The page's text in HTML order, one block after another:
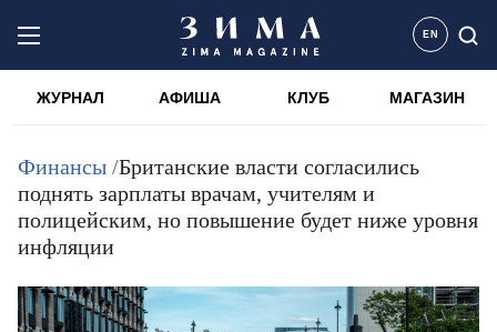
EN
ЖУРНАЛ АФИША КЛУБ МАГАЗИН
Финансы /Британские власти согласились
поднять зарплаты врачам, учителям и
полицейским, но повышение будет ниже уровня
инфляции